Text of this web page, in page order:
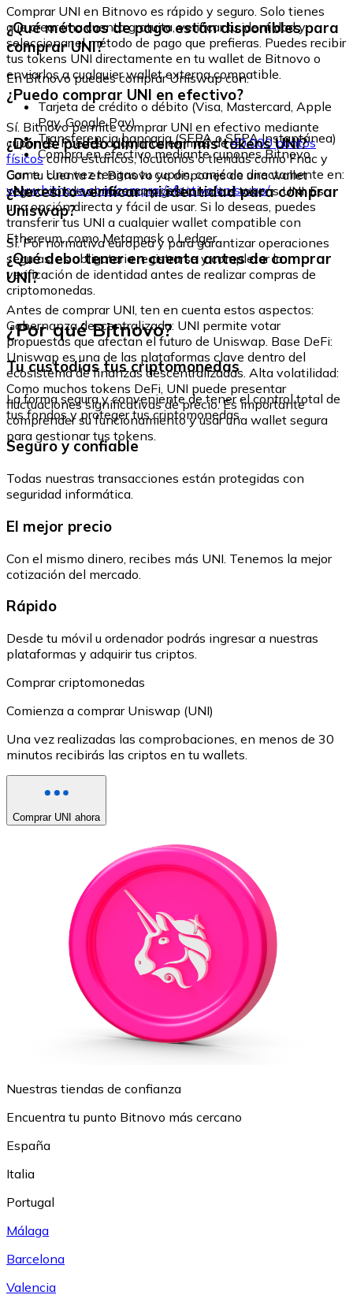
Comprar UNI en Bitnovo es rápido y seguro. Solo tienes
que crear una cuenta gratuita, verificar tu identidad y
seleccionar el método de pago que prefieras. Puedes recibir
tus tokens UNI directamente en tu wallet de Bitnovo o
enviarlos a cualquier wallet externa compatible.
¿Qué métodos de pago están disponibles para
comprar UNI?
En Bitnovo puedes comprar Uniswap con:
Tarjeta de crédito o débito (Visa, Mastercard, Apple
Pay, Google Pay)
Transferencia bancaria (SEPA o SEPA Instantánea)
Compra en efectivo mediante cupones Bitnovo
¿Puedo comprar UNI en efectivo?
Sí. Bitnovo permite comprar UNI en efectivo mediante
cupones. Puedes adquirirlos en más de40.000 puntos
físicoscomo estancos, locutorios o tiendas como Fnac y
Game. Una vez tengas tu cupón, canjéalo directamente en:
www.bitnovo.com/comprar/efectivo/uniswap/
¿Dónde puedo almacenar mis tokens UNI?
Con tu cuenta en Bitnovo ya dispones de una wallet
segura donde almacenar y gestionar tus tokens UNI. Es
una opción directa y fácil de usar. Si lo deseas, puedes
transferir tus UNI a cualquier wallet compatible con
Ethereum, como Metamask o Ledger.
¿Necesito verificar mi identidad para comprar
Uniswap?
Sí. Por normativa europea y para garantizar operaciones
seguras, es obligatorio registrarse y completar la
verificación de identidad antes de realizar compras de
criptomonedas.
¿Qué debo tener en cuenta antes de comprar
UNI?
Antes de comprar UNI, ten en cuenta estos aspectos:
Gobernanza descentralizada: UNI permite votar
propuestas que afectan el futuro de Uniswap. Base DeFi:
Uniswap es una de las plataformas clave dentro del
ecosistema de finanzas descentralizadas. Alta volatilidad:
Como muchos tokens DeFi, UNI puede presentar
fluctuaciones significativas de precio. Es importante
comprender su funcionamiento y usar una wallet segura
para gestionar tus tokens.
¿Por qué Bitnovo?
Tu custodias tus criptomonedas
La forma segura y conveniente de tener el control total de
tus fondos y proteger tus criptomonedas.
Seguro y confiable
Todas nuestras transacciones están protegidas con
seguridad informática.
El mejor precio
Con el mismo dinero, recibes más UNI. Tenemos la mejor
cotización del mercado.
Rápido
Desde tu móvil u ordenador podrás ingresar a nuestras
plataformas y adquirir tus criptos.
Comprar criptomonedas
Comienza a comprar Uniswap (UNI)
Una vez realizadas las comprobaciones, en menos de 30
minutos recibirás las criptos en tu wallets.
Comprar UNI ahora
Nuestras tiendas de confianza
Encuentra tu punto Bitnovo más cercano
España
Italia
Portugal
Málaga
Barcelona
Valencia